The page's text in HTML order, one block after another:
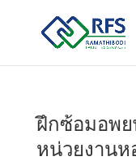
ฝึกซ้อมอพย
หน่วยงานห